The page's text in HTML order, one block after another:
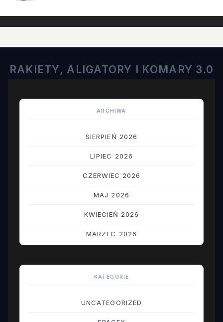
RAKIETY, ALIGATORY I KOMARY 3.0
ARCHIWA
SIERPIEŃ 2026
LIPIEC 2026
CZERWIEC 2026
MAJ 2026
KWIECIEŃ 2026
MARZEC 2026
STYCZEŃ 2026
KATEGORIE
UNCATEGORIZED